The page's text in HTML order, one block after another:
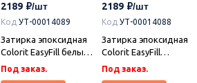
2189
Код УТ-00014089
Затирка эпоксидная
Colorit EasyFill белый
1 кг, Плитонит
Под заказ.
2189
Код УТ-00014088
Затирка эпоксидная
Colorit EasyFill
бежевый 1 кг,
Плитонит
Под заказ.